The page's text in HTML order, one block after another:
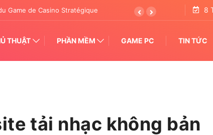
Transforming Pattern Analysis 8
THUẬT PHẦN MỀM GAME PC TIN TỨC
tải nhạc không bản